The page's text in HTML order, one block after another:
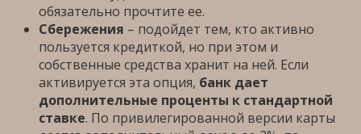
обязательно прочтите ее.
Сбережения – подойдет тем, кто активно
пользуется кредиткой, но при этом и
собственные средства хранит на ней. Если
активируется эта опция, банк дает
дополнительные проценты к стандартной
ставке. По привилегированной версии карты